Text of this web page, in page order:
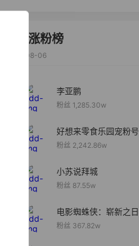
达人涨粉榜
2026-08-06
李亚鹏
粉丝 1,285.30w
好想来零食乐园宠粉号
粉丝 2,242.86w
小苏说拜城
粉丝 87.55w
电影蜘蛛侠：崭新之日
粉丝 367.82w